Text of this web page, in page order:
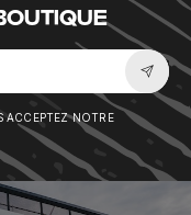
ACCEPTEZ NOTRE